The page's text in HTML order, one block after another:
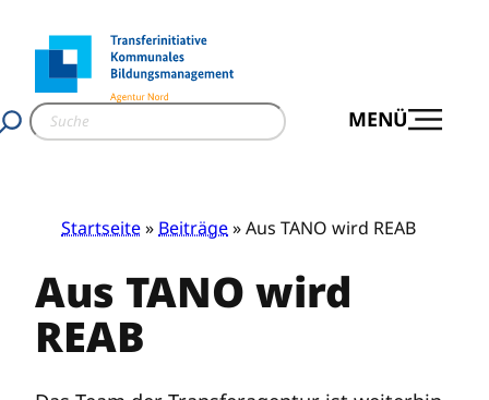
Inhalt
springen
S
u
MENÜ
Startseite» Beiträge» Aus TANO wird REAB
Aus TANO wird
REAB